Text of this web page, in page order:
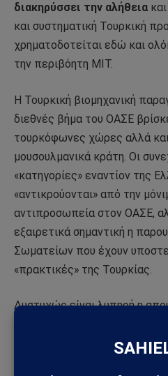
διακηρύσσει την αλήθεια
και συστηματική Τουρκική
χρηματοδοτείται εδώ και
την περιβόητη ΜΙΤ.
Η Τουρκική βιομηχανική
διεθνές βήμα του ΟΑΣΕ
τουρκόφωνες χώρες αλλά
μουσουλμανικά κράτη. Οι
«κατηγορίες» εναντίον της
«αντικρούονται» από την
αντιπροσωπεία στον ΟΑΣΕ,
εξαιρετικά σημαντική η
Σωματείων που έχουν
«πρακτικές» της Τουρκίας.
Δυστυχώς είναι λυπηρή η
Κωνσταντινουπολιτών,